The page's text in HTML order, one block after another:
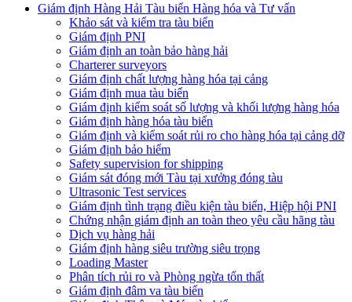
Giám định Hàng Hải Tàu biển Hàng hóa và Tư vấn
Khảo sát và kiểm tra tàu biển
Giám định PNI
Giám định an toàn bảo hàng hải
Charterer surveyors
Giám định chất lượng hàng hóa tại cảng
​Giám định mua tàu biển
Giám định kiểm soát số lượng và khối lượng hàng hóa
Giám định hàng hóa tàu biển
Giám định và kiểm soát rủi ro cho hàng hóa tại cảng dỡ
Giám định bảo hiểm
Safety supervision for shipping
Giám sát đóng mới Tàu tại xưởng đóng tàu
Ultrasonic Test services
Giám định tình trạng điều kiện tàu biển, Hiệp hội PNI
Chứng nhận giám định an toàn theo yêu cầu hãng tàu
Dịch vụ hàng hải
Giám định hàng siêu trường siêu trọng
Loading Master
Phân tích rủi ro và Phòng ngừa tổn thất
​Giám định đâm va tàu biển